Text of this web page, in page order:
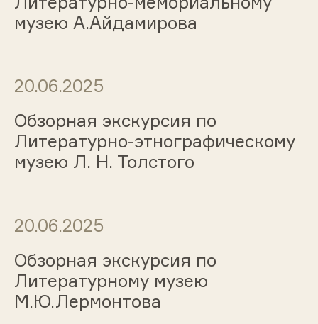
музею А.Айдамирова
20.06.2025
Обзорная экскурсия по
Литературно-этнографическому
музею Л. Н. Толстого
20.06.2025
Обзорная экскурсия по
Литературному музею
М.Ю.Лермонтова